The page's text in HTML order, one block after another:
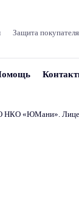
Защита покупателя
НКО «ЮМани».